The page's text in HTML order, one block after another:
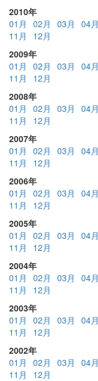
2010年
01月
02月 03月 04月
11月
12月
2009年
01月
02月 03月 04月
11月
12月
2008年
01月
02月 03月 04月
11月
12月
2007年
01月
02月 03月 04月
11月
12月
2006年
01月
02月 03月 04月
11月
12月
2005年
01月
02月 03月 04月
11月
12月
2004年
01月
02月 03月 04月
11月
12月
2003年
01月
02月 03月 04月
11月
12月
2002年
01月
02月 03月 04月
11月
12月